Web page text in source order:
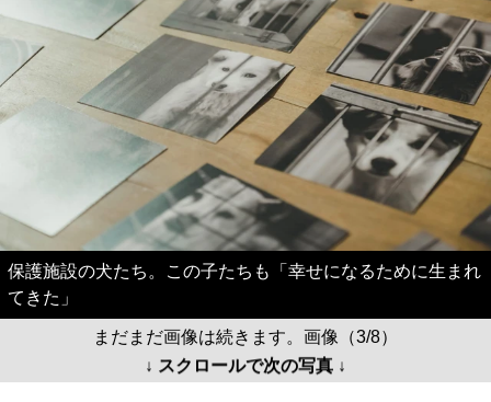
保護施設の犬たち。この子たちも「幸せになるために生まれ
てきた」
まだまだ画像は続きます。画像（3/8）
↓ スクロールで次の写真 ↓